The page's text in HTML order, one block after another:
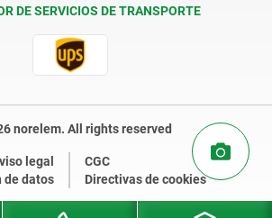
DE SERVICIOS DE TRANSPORTE
norelem. All rights reserved
legal
CGC
de datos
Directivas de cookies